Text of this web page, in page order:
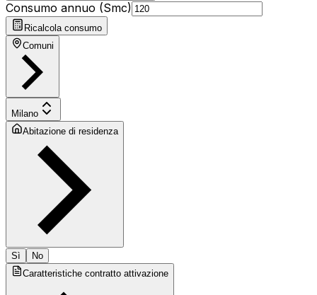
Consumo annuo (Smc)
Ricalcola consumo
Comuni
Milano
Abitazione di residenza
Sì
No
Caratteristiche contratto attivazione